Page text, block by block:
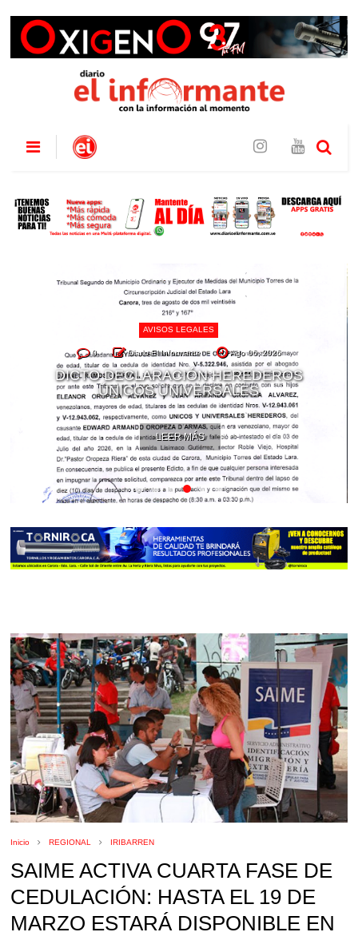
AVISOS LEGALES
0 Diario El Informante Ago 06, 2026
DICTO DECLARACIÓN HEREDEROS
ÚNICOS UNIVERSALES
LEER MÁS
Inicio REGIONAL IRIBARREN
SAIME ACTIVA CUARTA FASE DE
CEDULACIÓN: HASTA EL 19 DE
MARZO ESTARÁ DISPONIBLE EN